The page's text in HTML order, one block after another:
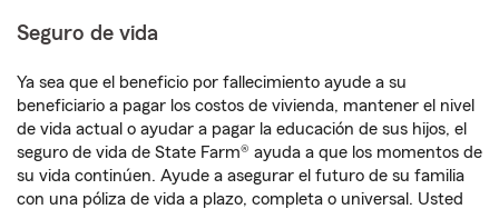
Seguro de vida
Ya sea que el beneficio por fallecimiento ayude a su
beneficiario a pagar los costos de vivienda, mantener el nivel
de vida actual o ayudar a pagar la educación de sus hijos, el
seguro de vida de State Farm® ayuda a que los momentos de
su vida continúen. Ayude a asegurar el futuro de su familia
con una póliza de vida a plazo, completa o universal. Usted